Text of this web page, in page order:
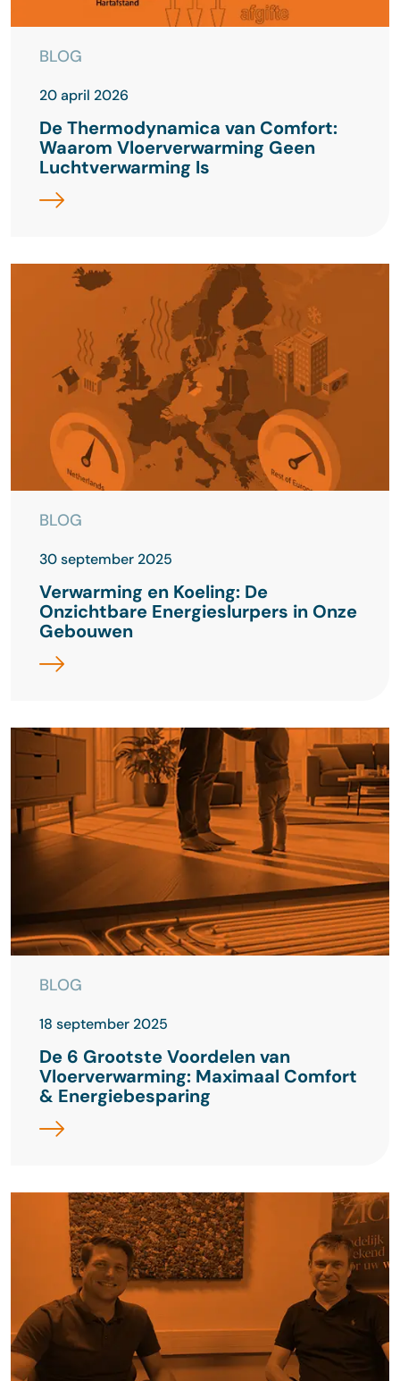
BLOG
20 april 2026
De Thermodynamica van Comfort:
Waarom Vloerverwarming Geen
Luchtverwarming Is
BLOG
30 september 2025
Verwarming en Koeling: De
Onzichtbare Energieslurpers in Onze
Gebouwen
BLOG
18 september 2025
De 6 Grootste Voordelen van
Vloerverwarming: Maximaal Comfort
& Energiebesparing